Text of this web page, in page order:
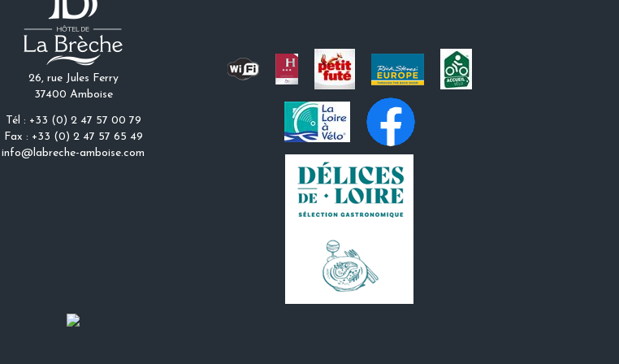
26, rue Jules Ferry
37400 Amboise
Tél : +33 (0) 2 47 57 00 79
Fax : +33 (0) 2 47 57 65 49
info@labreche-amboise.com